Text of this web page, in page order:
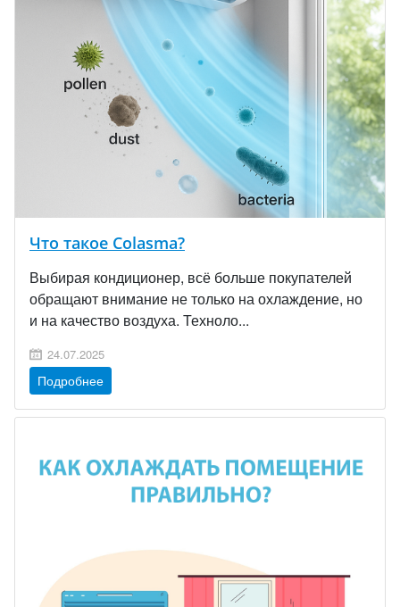
Что такое Colasma?
Выбирая кондиционер, всё больше покупателей
обращают внимание не только на охлаждение, но
и на качество воздуха. Техноло...
24.07.2025
Подробнее